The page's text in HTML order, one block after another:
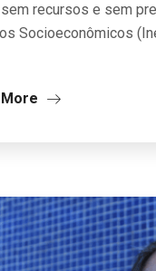
recursos e sem
Socioeconômicos